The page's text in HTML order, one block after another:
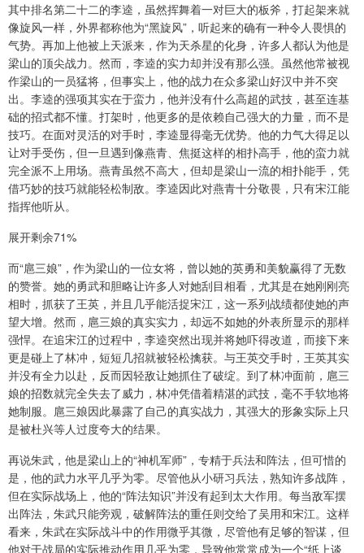
其中排名第二十二的李逵，虽然挥舞着一对巨大的板斧，打起架来就
像旋风一样，外界都称他为“黑旋风”，听起来的确有一种令人畏惧的
气势。再加上他被上天派来，作为天杀星的化身，许多人都认为他是
梁山的顶尖战力。然而，李逵的实力却并没有那么强。虽然他常被视
作梁山的一员猛将，但事实上，他的战力在众多梁山好汉中并不突
出。李逵的强项其实在于蛮力，他并没有什么高超的武技，甚至连基
础的招式都不懂。打架时，他更多的是依赖自己强大的力量，而不是
技巧。在面对灵活的对手时，李逵显得毫无优势。他的力气大得足以
让对手受伤，但一旦遇到像燕青、焦挺这样的相扑高手，他的蛮力就
完全派不上用场。燕青虽然不高大，但却是梁山一流的相扑能手，凭
借巧妙的技巧就能轻松制敌。李逵因此对燕青十分敬畏，只有宋江能
指挥他听从。
展开剩余71%
而“扈三娘”，作为梁山的一位女将，曾以她的英勇和美貌赢得了无数
的赞誉。她的勇武和胆略让许多人对她刮目相看，尤其是在她刚刚亮
相时，抓获了王英，并且几乎能活捉宋江，这一系列战绩都使她的声
望大增。然而，扈三娘的真实实力，却远不如她的外表所显示的那样
强悍。在追宋江的过程中，李逵突然出现并将她吓得改道，而接下来
更是碰上了林冲，短短几招就被轻松擒获。与王英交手时，王英其实
并没有全力以赴，反而因轻敌让她抓住了破绽。到了林冲面前，扈三
娘的招数就完全失去了威力，林冲凭借着精湛的武技，毫不手软地将
她制服。扈三娘因此暴露了自己的真实战力，其强大的形象实际上只
是被杜兴等人过度夸大的结果。
再说朱武，他是梁山上的“神机军师”，专精于兵法和阵法，但可惜的
是，他的武力水平几乎为零。尽管他从小研习兵法，熟知许多战阵，
但在实际战场上，他的“阵法知识”并没有起到太大作用。每当敌军摆
出阵法，朱武只能旁观，破解阵法的重任则交给了吴用和宋江。这样
看来，朱武在实际战斗中的作用微乎其微，尽管他有足够的智谋，但
他对于战局的实际推动作用几乎为零，导致他常常成为一个“纸上谈